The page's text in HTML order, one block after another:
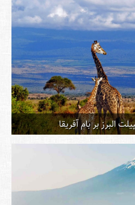
البرز بر بام آفریقا